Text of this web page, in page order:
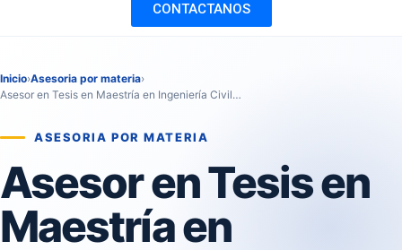
CONTACTANOS
Inicio›Asesoria por materia›
Asesor en Tesis en Maestría en Ingeniería Civil…
ASESORIA POR MATERIA
Asesor en Tesis en
Maestría en